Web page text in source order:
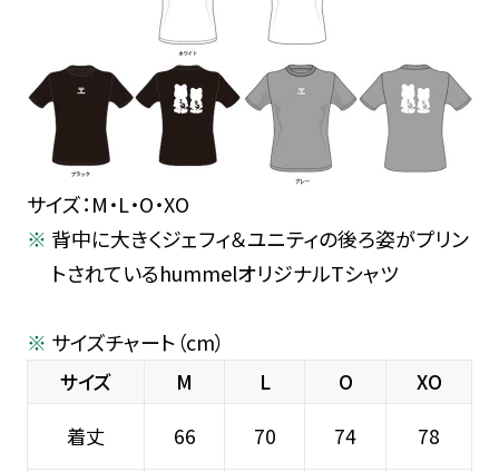
サイズ：M・L・O・XO
背中に大きくジェフィ＆ユニティの後ろ姿がプリン
トされているhummelオリジナルTシャツ
サイズチャート（cm）
サイズ M L O
XO
着丈
66 70 74 78